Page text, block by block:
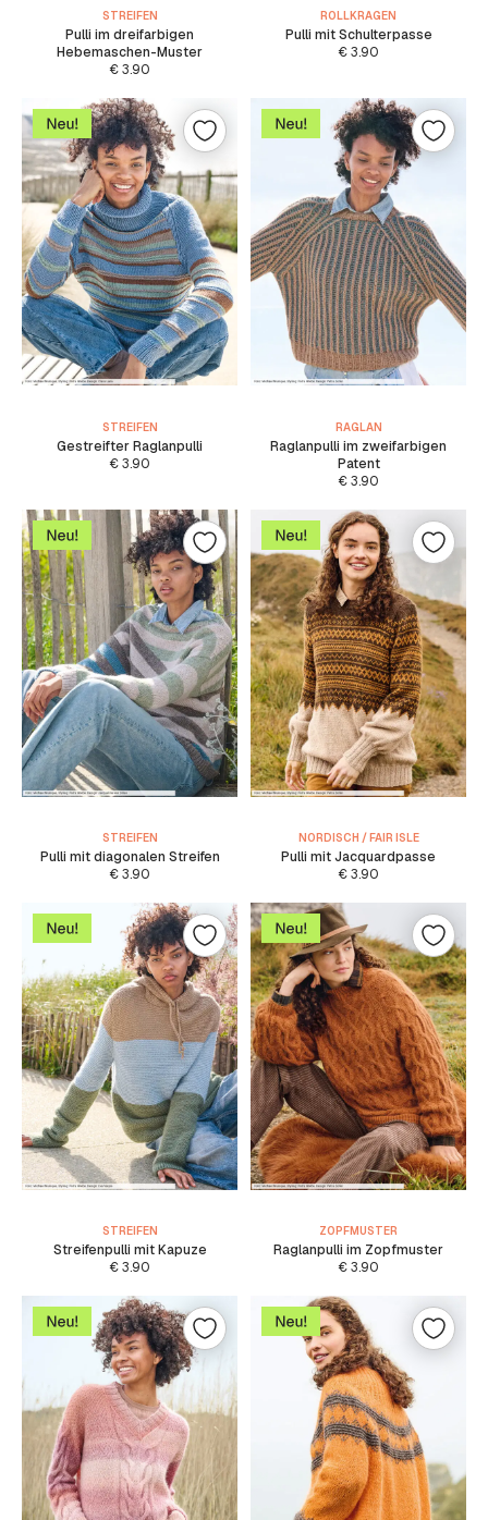
STREIFEN
Pulli im dreifarbigen
Hebemaschen-Muster
€3.90
ROLLKRAGEN
Pulli mit Schulterpasse
€3.90
STREIFEN
Gestreifter Raglanpulli
€3.90
RAGLAN
Raglanpulli im zweifarbigen
Patent
€3.90
STREIFEN
Pulli mit diagonalen Streifen
€3.90
NORDISCH / FAIR ISLE
Pulli mit Jacquardpasse
€3.90
STREIFEN
Streifenpulli mit Kapuze
€3.90
ZOPFMUSTER
Raglanpulli im Zopfmuster
€3.90